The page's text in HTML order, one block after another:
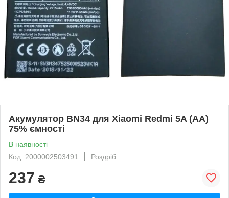
Акумулятор BN34 для Xiaomi Redmi 5A (АА)
75% ємності
В наявності
Код: 2000002503491
Роздріб
237 ₴